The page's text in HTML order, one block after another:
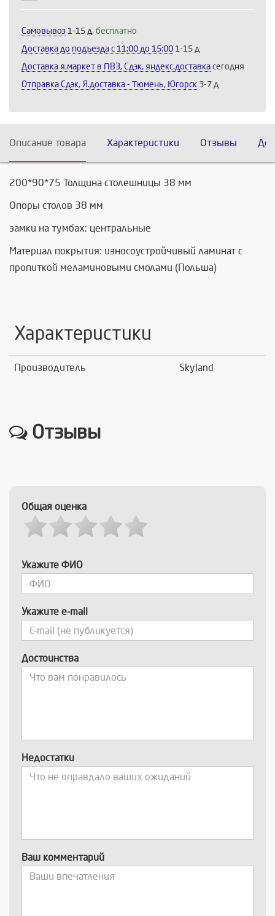
Самовывоз 1-15 д, бесплатно
Доставка до подъезда c 11:00 до 15:00 1-15 д
Доставка я.маркет в ПВЗ, Сдэк, яндекс.доставка сегодня
Отправка Сдэк, Я.доставка - Тюмень, Югорск 3-7 д
Описание товара Характеристики Отзывы
200*90*75 Толщина столешницы 38 мм
Опоры столов 38 мм
замки на тумбах: центральные
Материал покрытия: износоустройчивый ламинат с
пропиткой меламиновыми смолами (Польша)
Характеристики
Производитель Skyland
Отзывы
Общая оценка
Укажите ФИО
Укажите e-mail
Достоинства
Недостатки
Ваш комментарий